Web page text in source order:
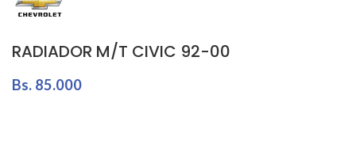
RADIADOR M/T CIVIC 92-00
Bs. 85.000